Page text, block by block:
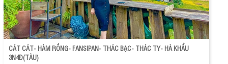
CÁT CÁT- HÀM RỒNG- FANSIPAN- THÁC BẠC- THÁC TY- HÀ KHẨU
3N4Đ(TÀU)